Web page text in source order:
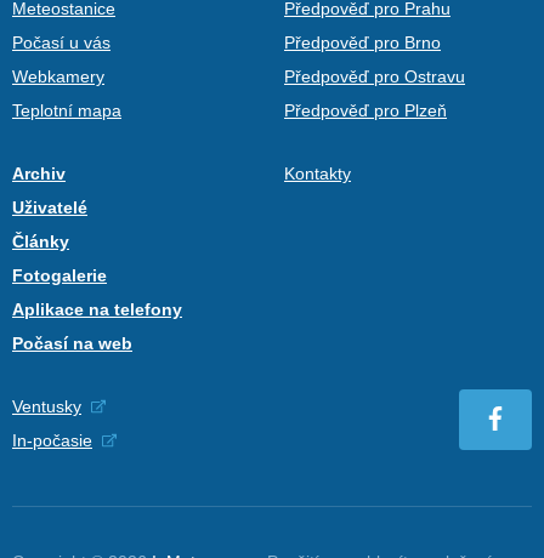
Meteostanice
Počasí u vás
Webkamery
Teplotní mapa
Předpověď pro Prahu
Předpověď pro Brno
Předpověď pro Ostravu
Předpověď pro Plzeň
Archiv
Uživatelé
Články
Fotogalerie
Aplikace na telefony
Počasí na web
Kontakty
Ventusky
In-počasie